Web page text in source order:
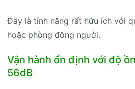
Đây là tính năng rất hữu ích với
hoặc phòng đông người.
Vận hành ổn định với độ
56dB